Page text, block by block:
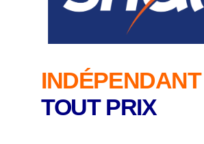
INDÉPENDANT
TOUT PRIX